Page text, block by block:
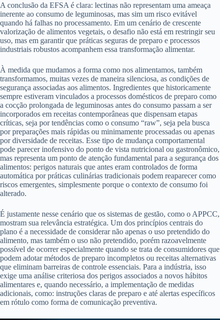
A conclusão da EFSA é clara: lectinas não representam uma ameaça
inerente ao consumo de leguminosas, mas sim um risco evitável
quando há falhas no processamento. Em um cenário de crescente
valorização de alimentos vegetais, o desafio não está em restringir seu
uso, mas em garantir que práticas seguras de preparo e processos
industriais robustos acompanhem essa transformação alimentar.
À medida que mudamos a forma como nos alimentamos, também
transformamos, muitas vezes de maneira silenciosa, as condições de
segurança associadas aos alimentos. Ingredientes que historicamente
sempre estiveram vinculados a processos domésticos de preparo como
a cocção prolongada de leguminosas antes do consumo passam a ser
incorporados em receitas contemporâneas que dispensam etapas
críticas, seja por tendências como o consumo “raw”, seja pela busca
por preparações mais rápidas ou minimamente processadas ou apenas
por diversidade de receitas. Esse tipo de mudança comportamental
pode parecer inofensivo do ponto de vista nutricional ou gastronômico,
mas representa um ponto de atenção fundamental para a segurança dos
alimentos: perigos naturais que antes eram controlados de forma
automática por práticas culinárias tradicionais podem reaparecer como
riscos emergentes, simplesmente porque o contexto de consumo foi
alterado.
É justamente nesse cenário que os sistemas de gestão, como o APPCC,
mostram sua relevância estratégica. Um dos princípios centrais do
plano é a necessidade de considerar não apenas o uso pretendido do
alimento, mas também o uso não pretendido, porém razoavelmente
possível de ocorrer especialmente quando se trata de consumidores que
podem adotar métodos de preparo incompletos ou receitas alternativas
que eliminam barreiras de controle essenciais. Para a indústria, isso
exige uma análise criteriosa dos perigos associados a novos hábitos
alimentares e, quando necessário, a implementação de medidas
adicionais, como: instruções claras de preparo e até alertas específicos
em rótulo como forma de comunicação preventiva.